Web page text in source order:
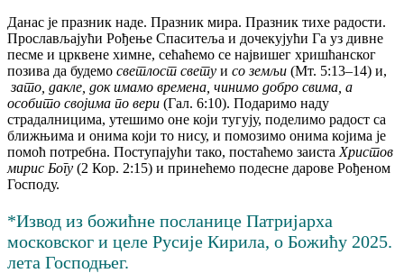
Данас је празник наде. Празник мира. Празник тихе радости.
Прослављајући Рођење Спаситеља и дочекујући Га уз дивне
песме и црквене химне, сећаћемо се највишег хришћанског
позива да будемо светлост свету и со земљи (Мт. 5:13–14) и,
зато, дакле, док имамо времена, чинимо добро свима, а
особито својима по вери (Гал. 6:10). Подаримо наду
страдалницима, утешимо оне који тугују, поделимо радост са
ближњима и онима који то нису, и помозимо онима којима је
помоћ потребна. Поступајући тако, постаћемо заиста Христов
мирис Богу (2 Кор. 2:15) и принећемо подесне дарове Рођеном
Господу.
*Извод из божићне посланице Патријарха
московског и целе Русије Кирила, о Божићу 2025.
лета Господњег.